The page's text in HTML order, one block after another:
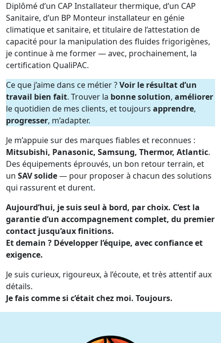
Diplômé d’un CAP Installateur thermique, d’un CAP
Sanitaire, d’un BP Monteur installateur en génie
climatique et sanitaire, et titulaire de l’attestation de
capacité pour la manipulation des fluides frigorigènes,
je continue à me former — avec, prochainement, la
certification QualiPAC.
Ce que j’aime dans ce métier ?Voir le résultat d’un
travail bien fait. Trouver la bonne solution, améliorer
le quotidien de mes clients, et toujours apprendre,
progresser, m’adapter.
Je m’appuie sur des marques fiables et reconnues :
Mitsubishi, Panasonic, Samsung, Thermor, Atlantic.
Des équipements éprouvés, un bon retour terrain, et
un SAV solide— pour proposer à chacun des solutions
qui rassurent et durent.
Aujourd’hui, je suis seul à bord, par choix. C’est la
garantie d’un accompagnement complet, du premier
contact jusqu’aux finitions.
Et demain ? Développer l’équipe, avec confiance et
exigence.
Je suis curieux, rigoureux, à l’écoute, et très attentif aux
détails.
Je fais comme si c’était chez moi. Toujours.